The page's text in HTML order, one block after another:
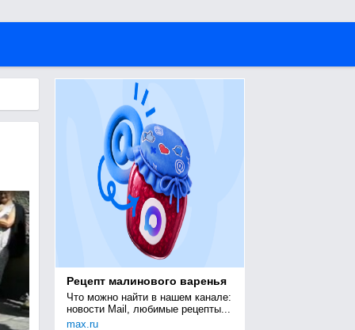
Рецепт малинового варенья
Что можно найти в нашем канале:
новости Mail, любимые рецепты...
max.ru